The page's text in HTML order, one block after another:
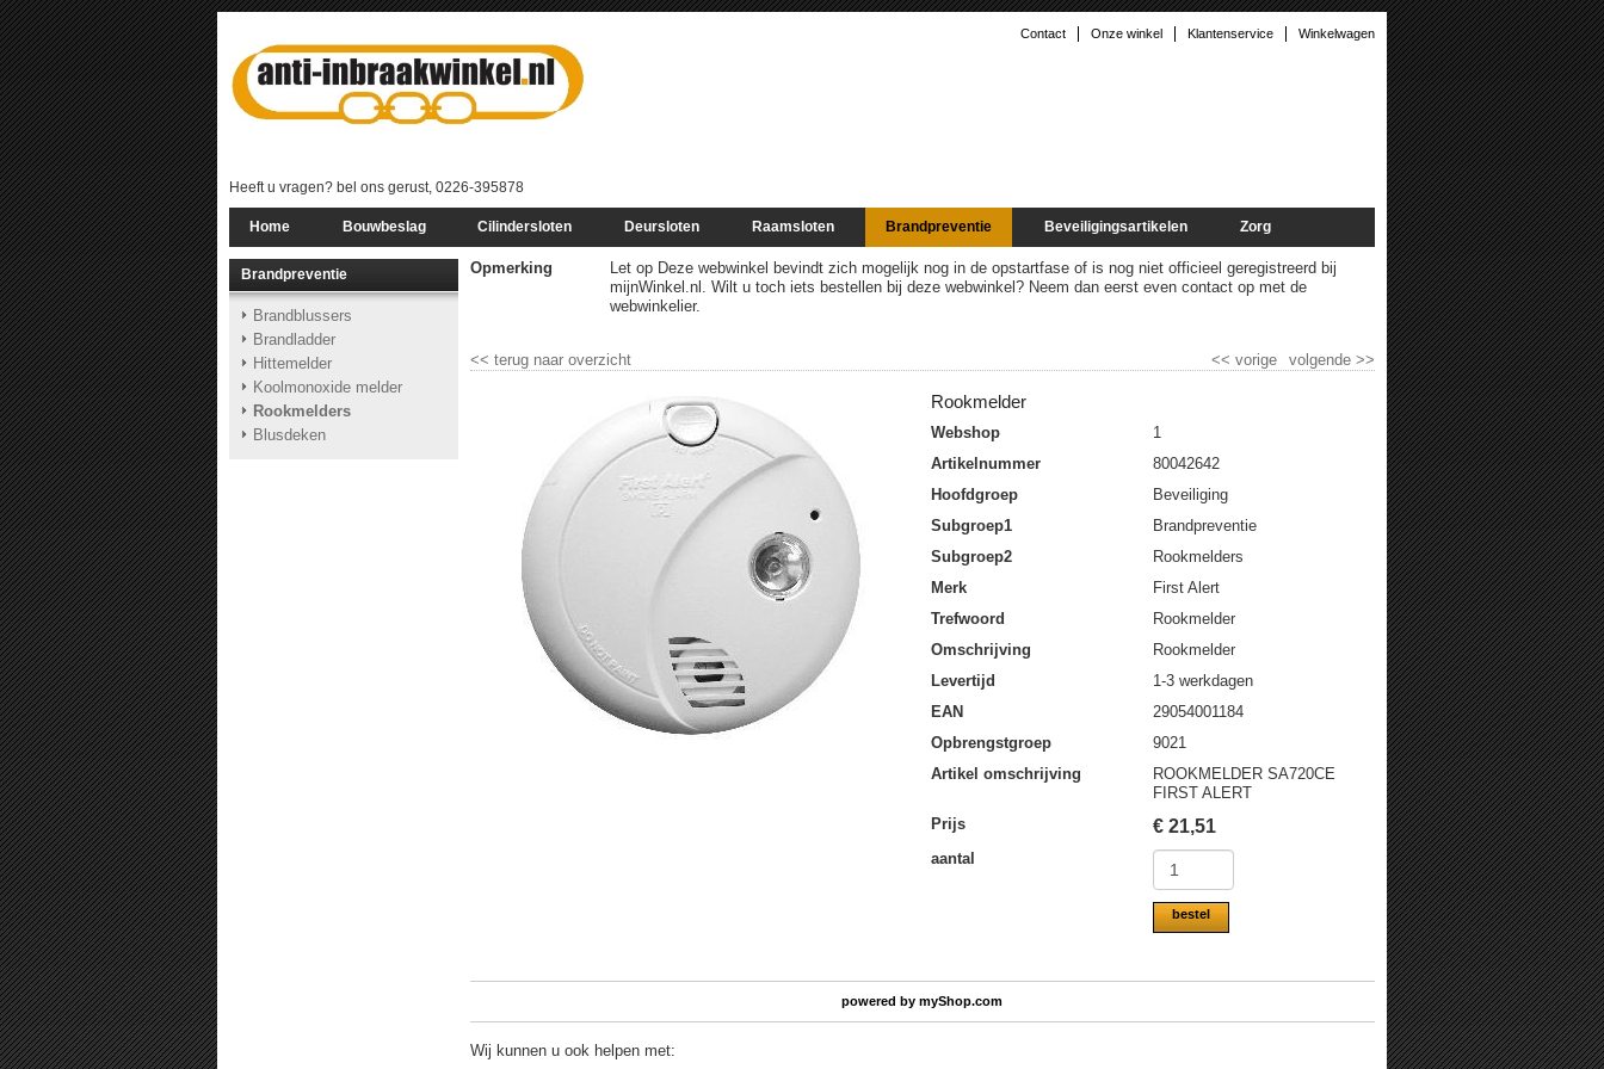
Contact Onze winkel Klantenservice Winkelwagen
Heeft u vragen? bel ons gerust, 0226-395878
Home Bouwbeslag Cilindersloten Deursloten Raamsloten Brandpreventie Beveiligingsartikelen Zorg
Brandpreventie
Brandblussers
Brandladder
Hittemelder
Koolmonoxide melder
Rookmelders
Blusdeken
Opmerking
Let op Deze webwinkel bevindt zich mogelijk nog in de opstartfase of is nog niet officieel geregistreerd bij
mijnWinkel.nl. Wilt u toch iets bestellen bij deze webwinkel? Neem dan eerst even contact op met de
webwinkelier.
<< terug naar overzicht volgende>>
<< vorige
Rookmelder
Webshop
1
Artikelnummer
80042642
Hoofdgroep
Beveiliging
Subgroep1
Brandpreventie
Subgroep2
Rookmelders
Merk
First Alert
Trefwoord
Rookmelder
Omschrijving
Rookmelder
Levertijd
1-3 werkdagen
EAN
29054001184
Opbrengstgroep
9021
Artikel omschrijving
ROOKMELDER SA720CE
FIRST ALERT
Prijs
€21,51
aantal
bestel
powered bymyShop.com
Wij kunnen u ook helpen met: